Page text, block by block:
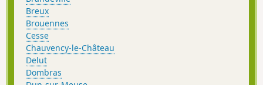
Breux
Brouennes
Cesse
Chauvency-le-Château
Delut
Dombras